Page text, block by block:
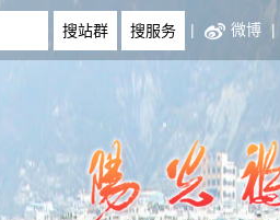
| 微博 |